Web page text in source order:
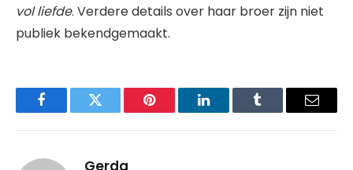
vol liefde. Verdere details over haar broer zijn niet
publiek bekendgemaakt.
FacebookTwitter Pinterest LinkedInTumblr Email
Gerda